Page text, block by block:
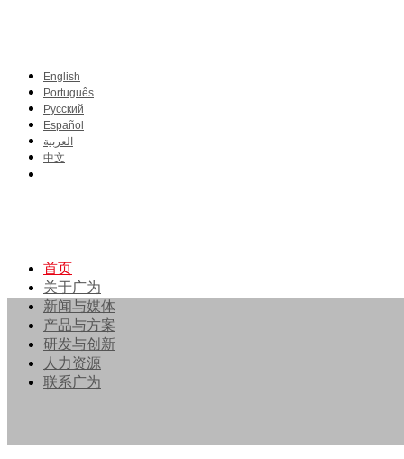
English
Português
Pусский
Español
العربية
中文
首页
关于广为
新闻与媒体
产品与方案
研发与创新
人力资源
联系广为